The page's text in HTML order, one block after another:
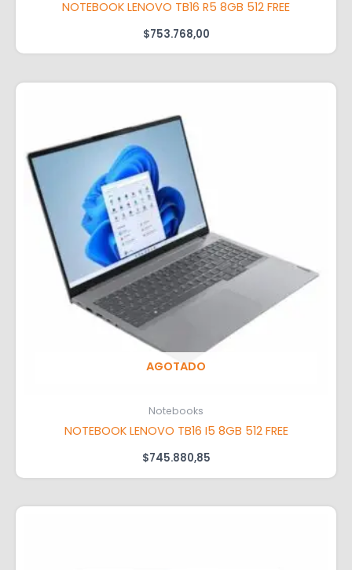
NOTEBOOK LENOVO TB16 R5 8GB 512 FREE
$753.768,00
AGOTADO
Notebooks
NOTEBOOK LENOVO TB16 I5 8GB 512 FREE
$745.880,85